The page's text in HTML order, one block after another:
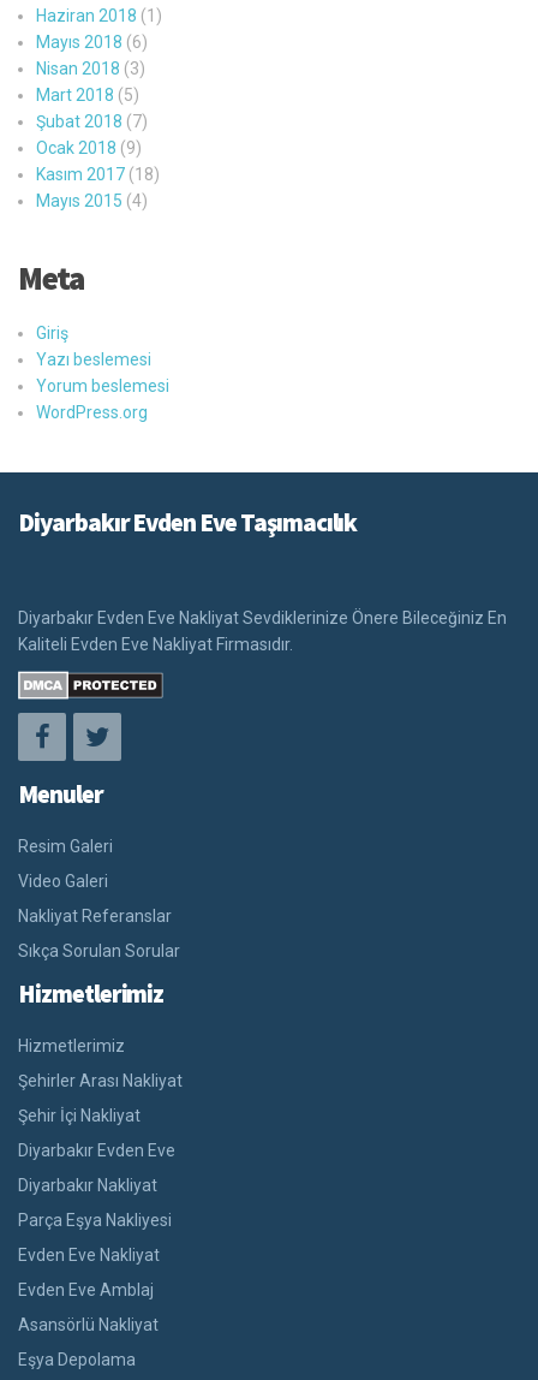
Haziran 2018 (1)
Mayıs 2018 (6)
Nisan 2018 (3)
Mart 2018 (5)
Şubat 2018 (7)
Ocak 2018 (9)
Kasım 2017 (18)
Mayıs 2015 (4)
Meta
Giriş
Yazı beslemesi
Yorum beslemesi
WordPress.org
Diyarbakır Evden Eve Taşımacılık
Diyarbakır Evden Eve Nakliyat Sevdiklerinize Önere Bileceğiniz En
Kaliteli Evden Eve Nakliyat Firmasıdır.
Menuler
Resim Galeri
Video Galeri
Nakliyat Referanslar
Sıkça Sorulan Sorular
Hizmetlerimiz
Hizmetlerimiz
Şehirler Arası Nakliyat
Şehir İçi Nakliyat
Diyarbakır Evden Eve
Diyarbakır Nakliyat
Parça Eşya Nakliyesi
Evden Eve Nakliyat
Evden Eve Amblaj
Asansörlü Nakliyat
Eşya Depolama